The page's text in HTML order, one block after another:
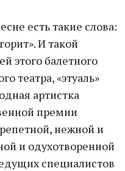
есть такие слова:
И такой
этого балетного
театра, «этуаль»
артистка
премии
нежной и
и одухотворенной
специалистов